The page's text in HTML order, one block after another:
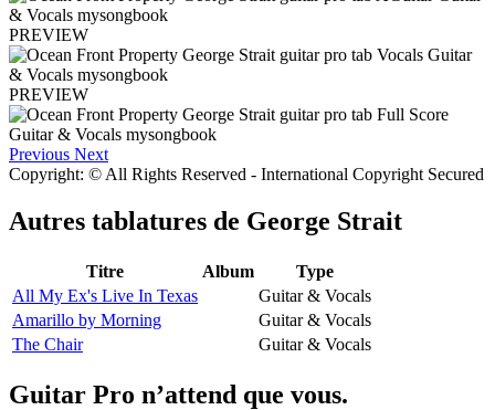
PREVIEW
PREVIEW
Previous Next
Copyright: © All Rights Reserved - International Copyright Secured
Autres tablatures de George Strait
Titre Album
Type
All My Ex's Live In Texas
Guitar & Vocals
Amarillo by Morning
Guitar & Vocals
The Chair
Guitar & Vocals
Guitar Pro n’attend que vous.